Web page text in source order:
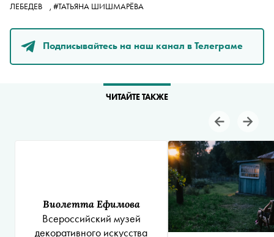
ЛЕБЕДЕВ
, #ТАТЬЯНА ШИШМАРЁВА
Подписывайтесь на наш канал в Телеграме
ЧИТАЙТЕ ТАКЖЕ
Виолетта Ефимова
Всероссийский музей
декоративного искусства